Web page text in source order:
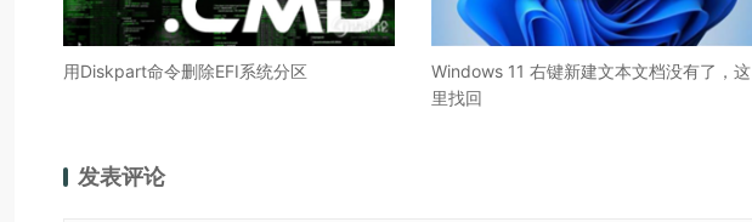
用Diskpart命令删除EFI系统分区
Windows 11 右键新建文本文档没有了，这
里找回
发表评论